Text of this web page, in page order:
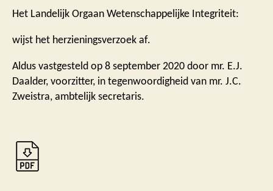
Het Landelijk Orgaan Wetenschappelijke Integriteit:
wijst het herzieningsverzoek af.
Aldus vastgesteld op 8 september 2020 door mr. E.J.
Daalder, voorzitter, in tegenwoordigheid van mr. J.C.
Zweistra, ambtelijk secretaris.